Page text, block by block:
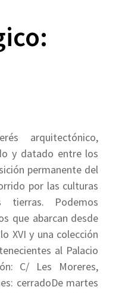
arquitectónico,
y datado entre los
permanente del
por las culturas
tierras. Podemos
que abarcan desde
XVI y una colección
al Palacio
C/ Les Moreres,
cerradoDe martes